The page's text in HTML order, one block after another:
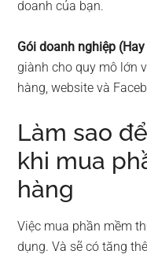
doanh của bạn.
Gói doanh nghiệp
giành cho quy mô lớn
hàng, website và
Làm sao
khi mua
hàng
Việc mua phần mềm
dụng. Và sẽ có tăng